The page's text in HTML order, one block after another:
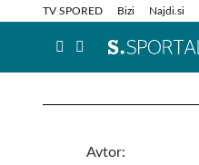
TV SPORED Bizi Najdi.si
Info in obvestila
Avtor: